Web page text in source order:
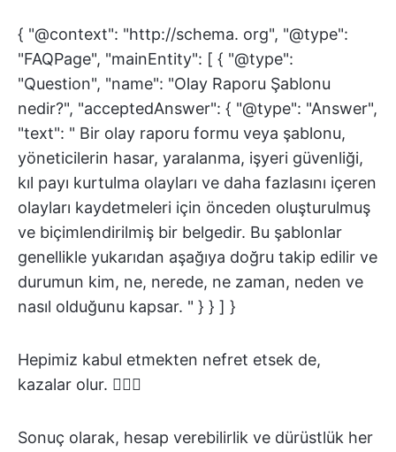
{ "@context": "http://schema. org", "@type":
"FAQPage", "mainEntity": [ { "@type":
"Question", "name": "Olay Raporu Şablonu
nedir?", "acceptedAnswer": { "@type": "Answer",
"text": " Bir olay raporu formu veya şablonu,
yöneticilerin hasar, yaralanma, işyeri güvenliği,
kıl payı kurtulma olayları ve daha fazlasını içeren
olayları kaydetmeleri için önceden oluşturulmuş
ve biçimlendirilmiş bir belgedir. Bu şablonlar
genellikle yukarıdan aşağıya doğru takip edilir ve
durumun kim, ne, nerede, ne zaman, neden ve
nasıl olduğunu kapsar. " } } ] }
Hepimiz kabul etmekten nefret etsek de,
kazalar olur. 🤷🏼‍♀️
Sonuç olarak, hesap verebilirlik ve dürüstlük her